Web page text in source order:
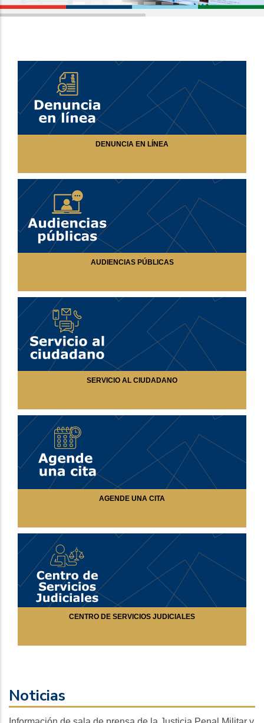
DENUNCIA EN LÍNEA
AUDIENCIAS PÚBLICAS
SERVICIO AL CIUDADANO
AGENDE UNA CITA
CENTRO DE SERVICIOS JUDICIALES
Noticias